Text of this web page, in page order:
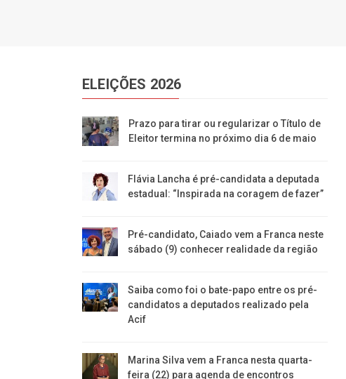
ELEIÇÕES 2026
Prazo para tirar ou regularizar o Título de
Eleitor termina no próximo dia 6 de maio
Flávia Lancha é pré-candidata a deputada
estadual: “Inspirada na coragem de fazer”
Pré-candidato, Caiado vem a Franca neste
sábado (9) conhecer realidade da região
Saiba como foi o bate-papo entre os pré-
candidatos a deputados realizado pela
Acif
Marina Silva vem a Franca nesta quarta-
feira (22) para agenda de encontros